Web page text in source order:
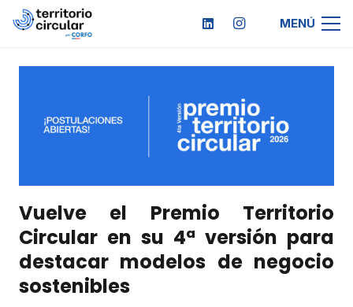
MENÚ
Vuelve el Premio Territorio
Circular en su 4ª versión para
destacar modelos de negocio
sostenibles